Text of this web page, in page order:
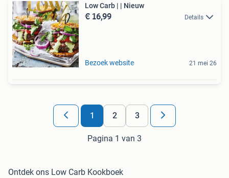
Low Carb | | Nieuw
€ 16,99 Details
Bezoek website 21 mei 26
1 2 3
Pagina 1 van 3
Ontdek ons Low Carb Kookboek